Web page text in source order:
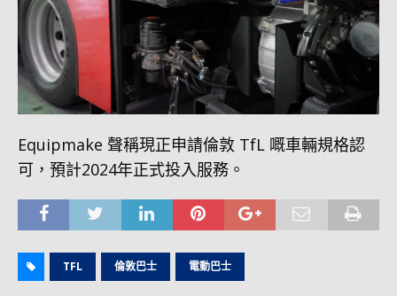
Equipmake 聲稱現正申請倫敦 TfL 嘅車輛規格認
可，預計2024年正式投入服務。
TFL 倫敦巴士 電動巴士